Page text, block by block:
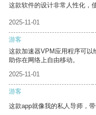
这款软件的设计非常人性化，
2025-11-01
游客
这款加速器VPM应用程序可以
助你在网络上自由移动。
2025-11-01
游客
这款app就像我的私人导师，